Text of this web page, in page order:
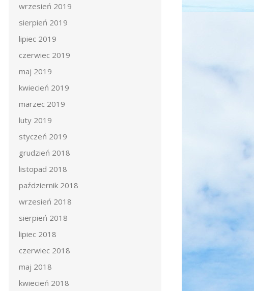
wrzesień 2019
sierpień 2019
lipiec 2019
czerwiec 2019
maj 2019
kwiecień 2019
marzec 2019
luty 2019
styczeń 2019
grudzień 2018
listopad 2018
październik 2018
wrzesień 2018
sierpień 2018
lipiec 2018
czerwiec 2018
maj 2018
kwiecień 2018